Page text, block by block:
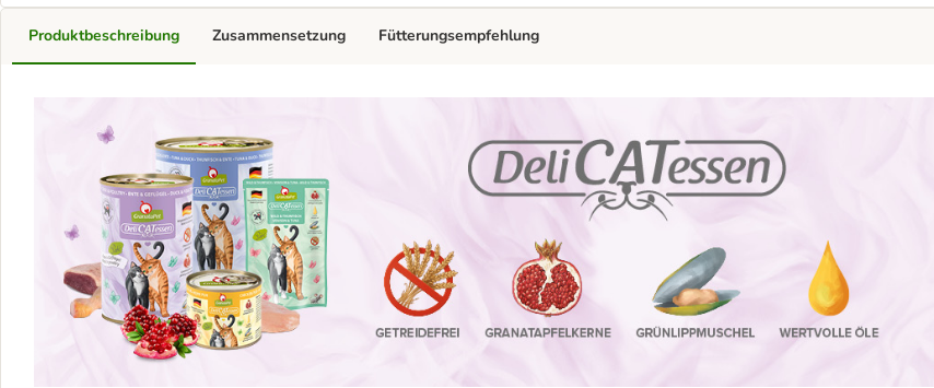
Produktbeschreibung Zusammensetzung Fütterungsempfehlung